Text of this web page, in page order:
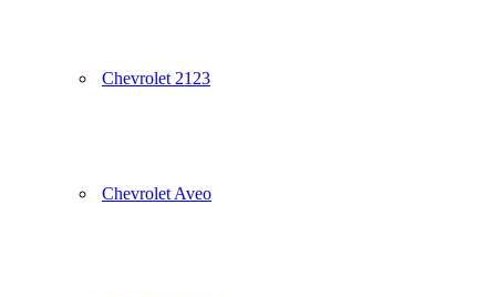
Chevrolet 2123
Chevrolet Aveo